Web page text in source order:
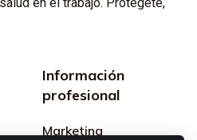
Información
profesional
Marketing